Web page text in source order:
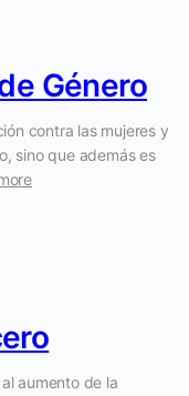
Género
contra las mujeres y
sino que además es
aumento de la